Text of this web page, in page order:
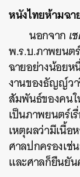
หนังไทยห้ามฉ
นอกจาก เ
พ.ร.บ.ภาพยนต
ฉายอย่างน้อยห
งานของธัญญ์ว
สัมพันธ์ของคน
เป็นภาพยนตร์เ
เหตุผลว่ามีเนื้
ศาลปกครองเช่
และศาลก็ยืนยัน